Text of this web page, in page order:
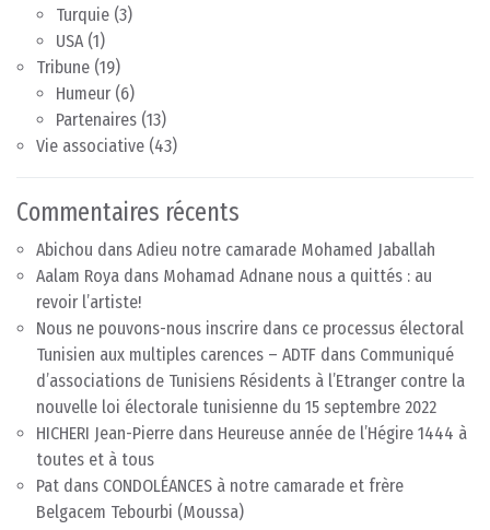
Turquie (3)
USA(1)
Tribune (19)
Humeur (6)
Partenaires (13)
Vie associative (43)
Commentaires récents
Abichou dans Adieu notre camarade Mohamed Jaballah
Aalam Roya dans Mohamad Adnane nous a quittés : au
revoir l’artiste!
Nous ne pouvons-nous inscrire dans ce processus électoral
Tunisien aux multiples carences – ADTF dans Communiqué
d’associations de Tunisiens Résidents à l’Etranger contre la
nouvelle loi électorale tunisienne du 15 septembre 2022
HICHERI Jean-Pierre dans Heureuse année de l’Hégire 1444 à
toutes et à tous
Pat dans CONDOLÉANCES à notre camarade et frère
Belgacem Tebourbi (Moussa)